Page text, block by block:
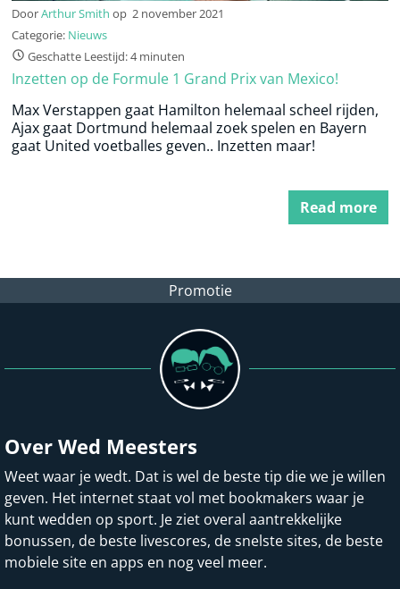
DoorArthur Smith op 2 november 2021
Categorie: Nieuws
Geschatte Leestijd: 4 minuten
Inzetten op de Formule 1 Grand Prix van Mexico!
Max Verstappen gaat Hamilton helemaal scheel rijden,
Ajax gaat Dortmund helemaal zoek spelen en Bayern
gaat United voetballes geven.. Inzetten maar!
Read more
Promotie
Over Wed Meesters
Weet waar je wedt. Dat is wel de beste tip die we je willen
geven. Het internet staat vol met bookmakers waar je
kunt wedden op sport. Je ziet overal aantrekkelijke
bonussen, de beste livescores, de snelste sites, de beste
mobiele site en apps en nog veel meer.